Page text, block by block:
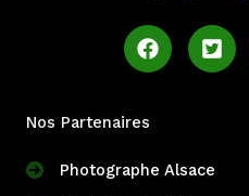
Nos Partenaires
Photographe Alsace